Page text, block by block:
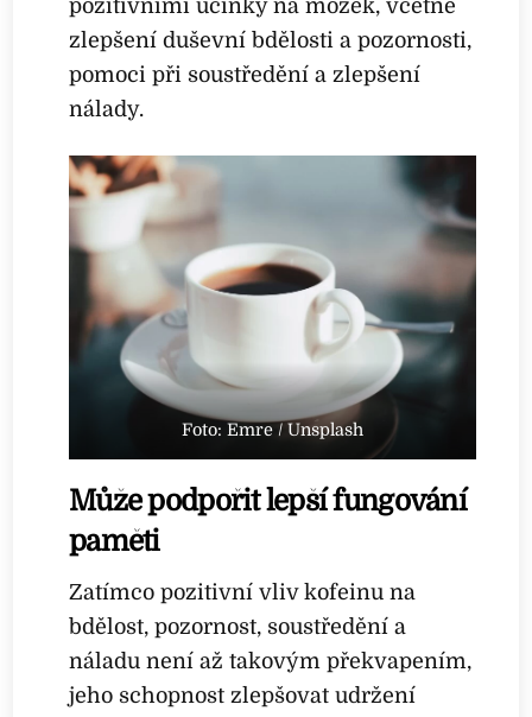
pozitivními účinky na mozek, včetně
zlepšení duševní bdělosti a pozornosti,
pomoci při soustředění a zlepšení
nálady.
Foto: Emre / Unsplash
Může podpořit lepší fungování
paměti
Zatímco pozitivní vliv kofeinu na
bdělost, pozornost, soustředění a
náladu není až takovým překvapením,
jeho schopnost zlepšovat udržení